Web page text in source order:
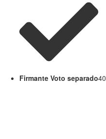
Firmante Voto separado40